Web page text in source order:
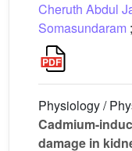
Cheruth Abdul
Somasundaram ;
Physiology /
Cadmium-
damage in